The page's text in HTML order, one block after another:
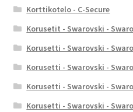
Korttikotelo - C-Secure
Korusetit - Swarovski -
Korusetti - Swarovski -
Korusetti - Swarovski -
Korusetti - Swarovski -
Korusetti - Swarovski -